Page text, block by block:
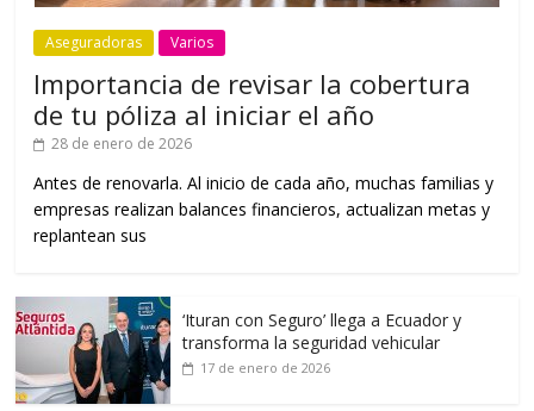
Aseguradoras Varios
Importancia de revisar la cobertura
de tu póliza al iniciar el año
28 de enero de 2026
Antes de renovarla. Al inicio de cada año, muchas familias y
empresas realizan balances financieros, actualizan metas y
replantean sus
‘Ituran con Seguro’ llega a Ecuador y
transforma la seguridad vehicular
17 de enero de 2026